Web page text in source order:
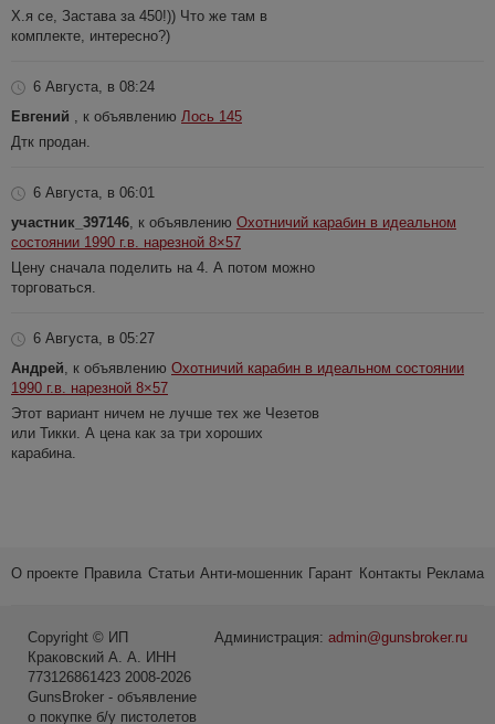
Х.я се, Застава за 450!)) Что же там в
комплекте, интересно?)
6 Августа, в 08:24
Евгений
, к объявлению Лось 145
Дтк продан.
6 Августа, в 06:01
участник_397146 , к объявлению Охотничий карабин в идеальном
состоянии 1990 г.в. нарезной 8×57
Цену сначала поделить на 4. А потом можно
торговаться.
6 Августа, в 05:27
Андрей , к объявлению Охотничий карабин в идеальном состоянии
1990 г.в. нарезной 8×57
Этот вариант ничем не лучше тех же Чезетов
или Тикки. А цена как за три хороших
карабина.
О проекте Правила Статьи Анти-мошенник Гарант Контакты Реклама
Администрация: admin@gunsbroker.ru
Copyright © ИП
Краковский А. А. ИНН
773126861423 2008-2026
GunsBroker - объявление
о покупке б/у пистолетов